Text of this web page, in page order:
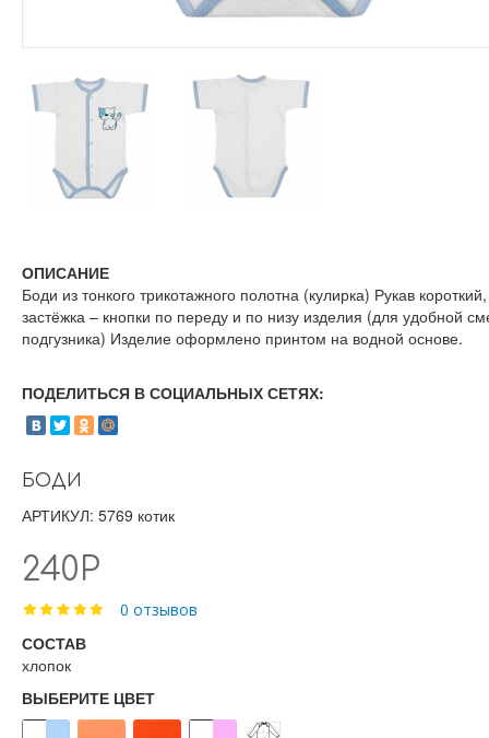
ОПИСАНИЕ
Боди из тонкого трикотажного полотна (кулирка) Рукав короткий,
застёжка – кнопки по переду и по низу изделия (для удобной
подгузника) Изделие оформлено принтом на водной основе.
ПОДЕЛИТЬСЯ В СОЦИАЛЬНЫХ СЕТЯХ:
БОДИ
АРТИКУЛ: 5769 котик
240Р
0 отзывов
СОСТАВ
хлопок
ВЫБЕРИТЕ ЦВЕТ